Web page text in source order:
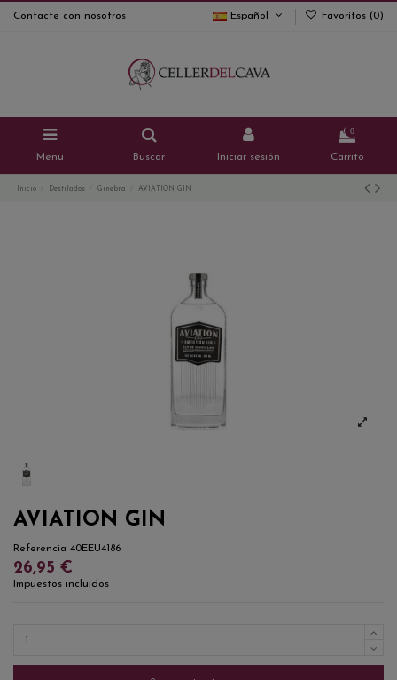
Contacte con nosotros Español Favoritos (0)
Menu Buscar Iniciar sesión
0
Carrito
Inicio Destilados Ginebra AVIATION GIN
AVIATION GIN
Referencia 40EEU4186
26,95 €
Impuestos incluidos